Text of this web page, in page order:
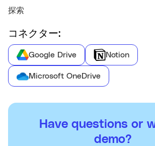
探索
コネクター:
Google Drive Notion
Microsoft OneDrive
Have questions or
demo?